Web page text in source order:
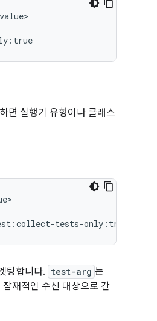
면 실행기 유형이나 클래스
팅합니다. test-arg 는
재적인 수신 대상으로 간